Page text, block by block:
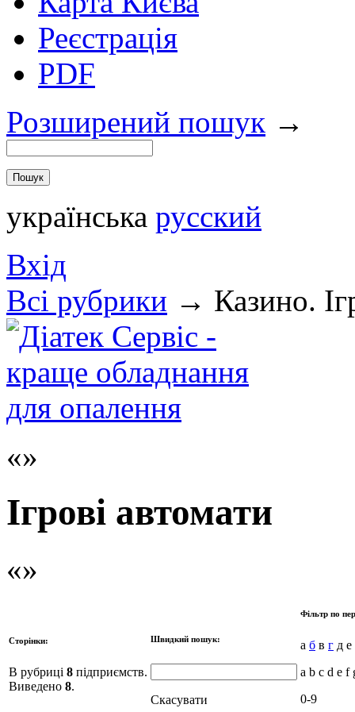
Реєстрація
PDF
Розширений пошук →
українська русский
Вхід
Всi рубрики → Казино.
Ігрові автомати
Сторінки:
В рубриці 8 підприємств.
Виведено 8.
Швидкий пошук:
Скасувати
Фільтр по
а б в г д
a b c d e f
0-9